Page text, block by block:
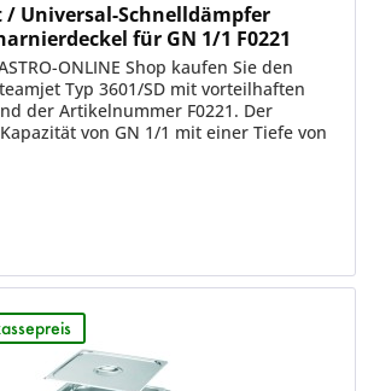
/ Universal-Schnelldämpfer
für GN 1/1 F0221
ONLINE Shop kaufen Sie den
Typ 3601/SD mit vorteilhaften
der Artikelnummer F0221. Der
von GN 1/1 mit einer Tiefe von